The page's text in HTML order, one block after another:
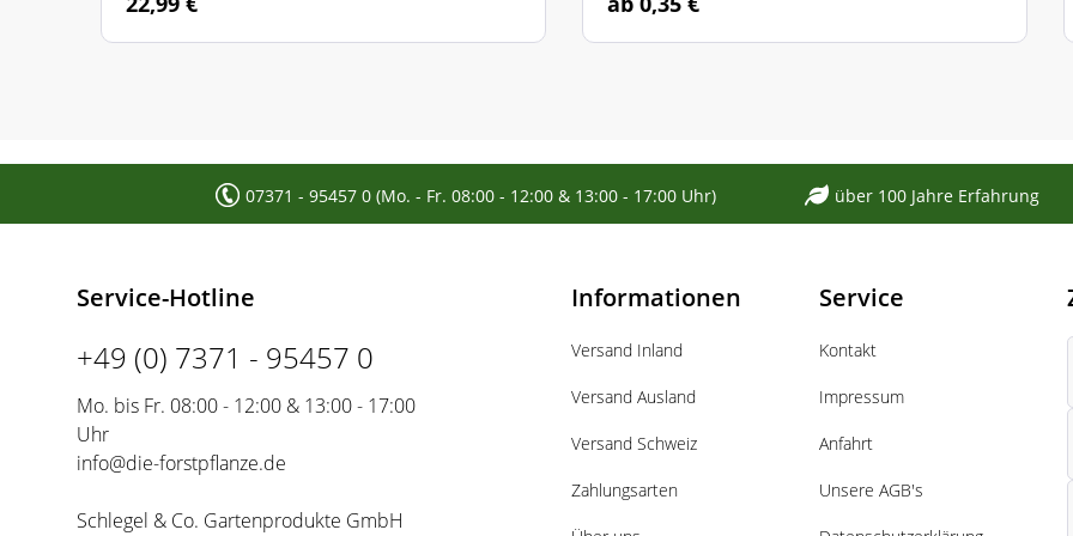
840 16Sächsisches Bergland, hochmontane Stufe
840 20Bayerischer Wald, submontane Stufe
840 21 Bayerischer Wald, montane Stufe
840 23 Schwarzwald, submontane Stufe
840 24
07371 - 95457 0 (Mo. - Fr. 08:00 - 12:00 & 13:00 - 17:00 Uhr) über 100 Jahre Erfahrung
Service-Hotline
+49 (0) 7371 - 95457 0
Mo. bis Fr. 08:00 - 12:00 & 13:00 - 17:00
Uhr
info@die-forstpflanze.de
Schlegel & Co. Gartenprodukte GmbH
Informationen
Versand Inland
Versand Ausland
Versand Schweiz
Zahlungsarten
Service
Kontakt
Impressum
Anfahrt
Unsere AGB's